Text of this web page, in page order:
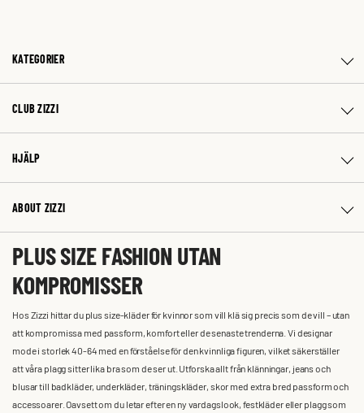
KATEGORIER
CLUB ZIZZI
HJÄLP
ABOUT ZIZZI
PLUS SIZE FASHION UTAN
KOMPROMISSER
Hos Zizzi hittar du plus size-kläder för kvinnor som vill klä sig precis som de vill – utan
att kompromissa med passform, komfort eller de senaste trenderna. Vi designar
mode i storlek 40-64 med en förståelse för den kvinnliga figuren, vilket säkerställer
att våra plagg sitter lika bra som de ser ut. Utforska allt från klänningar, jeans och
blusar till badkläder, underkläder, träningskläder, skor med extra bred passform och
accessoarer. Oavsett om du letar efter en ny vardagslook, festkläder eller plagg som